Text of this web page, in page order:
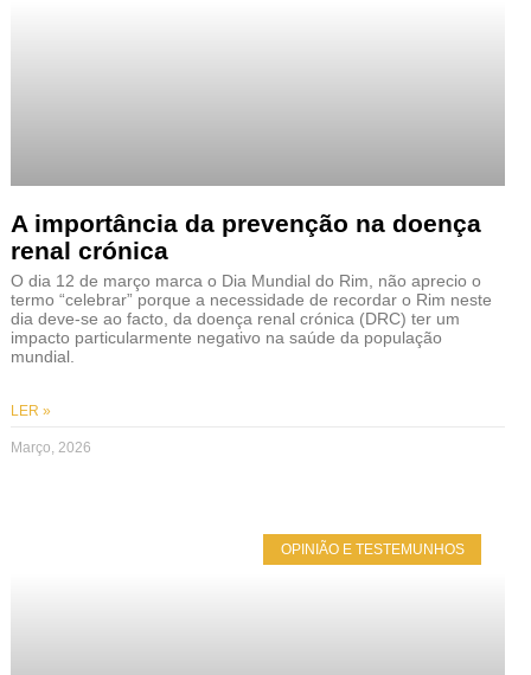
A importância da prevenção na doença
renal crónica
O dia 12 de março marca o Dia Mundial do Rim, não aprecio o
termo “celebrar” porque a necessidade de recordar o Rim neste
dia deve-se ao facto, da doença renal crónica (DRC) ter um
impacto particularmente negativo na saúde da população
mundial.
LER »
Março, 2026
OPINIÃO E TESTEMUNHOS